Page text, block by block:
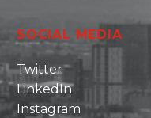
SOCIAL MEDIA
Twitter
LinkedIn
Instagram